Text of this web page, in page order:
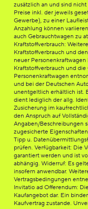
zusätzlich an und sind
Preise inkl. der jeweils
Gewerbe), zu einer
Anzahlung können
auch Gebrauchtwagen zu
Kraftstoffverbrauch:
Kraftstoffverbrauch und
neuer
Kraftstoffverbrauch und
Personenkraftwagen
und bei der Deutschen
unentgeltlich erhältlich ist.
dient lediglich der allg.
Zusicherung im
den Anspruch auf
Angaben/Beschreibungen
zugesicherte
Tipp u.
prüfen. Verfügbarkeit: Die
garantiert werden und ist
abhängig. Widerruf: Es
insofern anwendbar.
Vertragsbedingungen
Invitatio ad Offerendum:
Kaufangebot dar. Ein
Kaufvertrag zustande.